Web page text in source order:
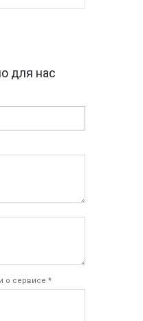
для нас
о сервисе *